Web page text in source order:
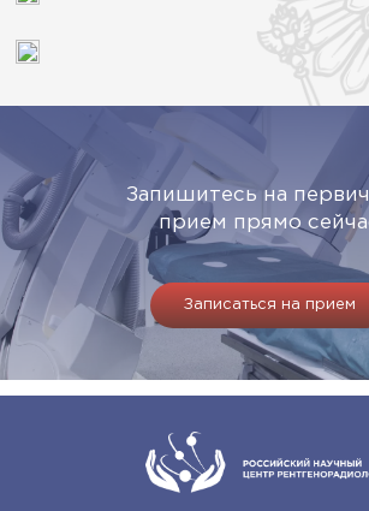
Запишитесь на
прием прямо
Записаться на прием